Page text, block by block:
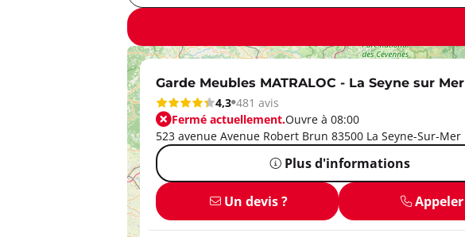
Garde Meubles MATRALOC - La Seyne sur Mer
4,3 481 avis
Fermé actuellement.Ouvre à 08:00
523 avenue Avenue Robert Brun 83500 La Seyne-Sur-Mer
Plus d'informations
Un devis ? Appeler